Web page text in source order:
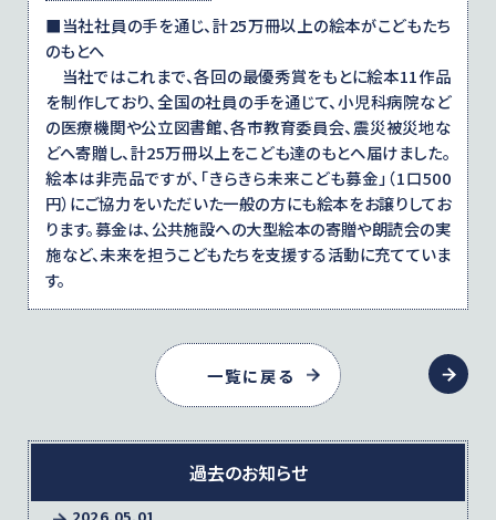
■当社社員の手を通じ、計25万冊以上の絵本がこどもたち
のもとへ
当社ではこれまで、各回の最優秀賞をもとに絵本11作品
を制作しており、全国の社員の手を通じて、小児科病院など
の医療機関や公立図書館、各市教育委員会、震災被災地な
どへ寄贈し、計25万冊以上をこども達のもとへ届けました。
絵本は非売品ですが、「きらきら未来こども募金」（1口500
円）にご協力をいただいた一般の方にも絵本をお譲りしてお
ります。募金は、公共施設への大型絵本の寄贈や朗読会の実
施など、未来を担うこどもたちを支援する活動に充てていま
す。
一覧に戻る
過去のお知らせ
2026.05.01